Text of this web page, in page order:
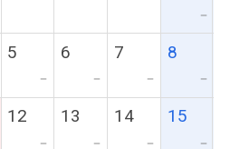
ー
5
ー
6
ー
7
ー
8
ー
12
ー
13
ー
14
ー
15
ー